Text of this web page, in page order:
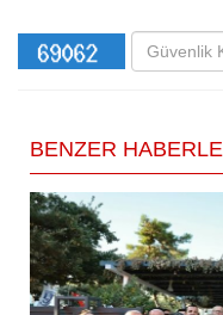
BENZER